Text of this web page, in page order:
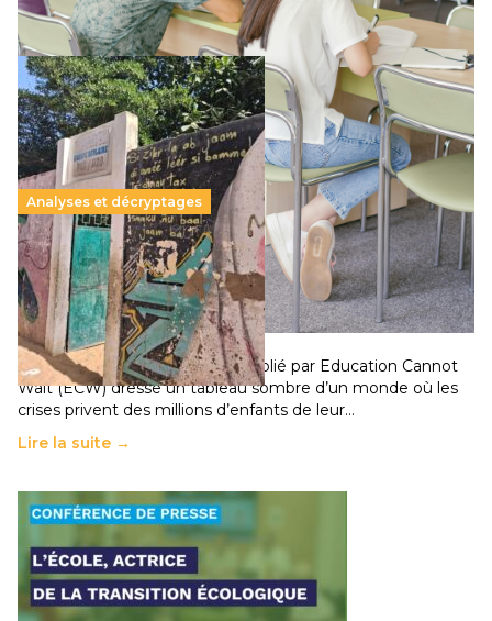
Lire la suite →
Analyses et décryptages
258 millions d’enfants victimes de la guerre, des
chocs climatiques et des déplacements de
population
11 juillet 2026- National
Un nouveau rapport mondial publié par Education Cannot
Wait (ECW) dresse un tableau sombre d’un monde où les
crises privent des millions d’enfants de leur…
Lire la suite →